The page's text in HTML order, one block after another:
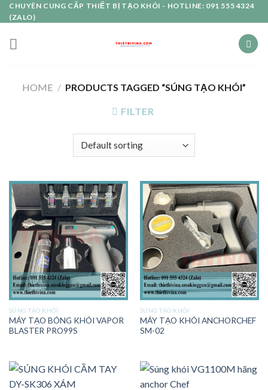
Skip
to
content
CHUYÊN CUNG CẤP THIẾT BỊ TẠO KHÓI - HOTLINE: 091 555 4324
(ZALO)
HOME / PRODUCTS TAGGED “SÚNG TẠO KHÓI”
FILTER
SÚNG TẠO KHÓI
MÁY TẠO BÓNG KHÓI VAPOR
BLASTER PRO99S
SÚNG TẠO KHÓI
MÁY TẠO KHÓI ANCHORCHEF
SM-02